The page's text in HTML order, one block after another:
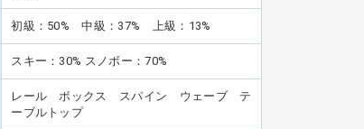
初級：50% 中級：37% 上級：13%
スキー：30% スノボー：70%
レール ボックス スパイン ウェーブ テ
ーブルトップ